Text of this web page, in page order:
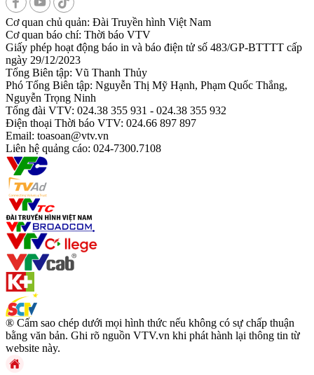
Cơ quan chủ quản: Đài Truyền hình Việt Nam
Cơ quan báo chí: Thời báo VTV
Giấy phép hoạt động báo in và báo điện tử số 483/GP-BTTTT cấp
ngày 29/12/2023
Tổng Biên tập: Vũ Thanh Thủy
Phó Tổng Biên tập: Nguyễn Thị Mỹ Hạnh, Phạm Quốc Thắng,
Nguyễn Trọng Ninh
Tổng đài VTV: 024.38 355 931 - 024.38 355 932
Ðiện thoại Thời báo VTV: 024.66 897 897
Email: toasoan@vtv.vn
Liên hệ quảng cáo: 024-7300.7108
® Cấm sao chép dưới mọi hình thức nếu không có sự chấp thuận
bằng văn bản. Ghi rõ nguồn VTV.vn khi phát hành lại thông tin từ
website này.